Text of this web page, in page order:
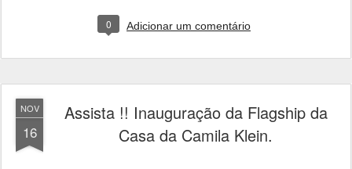
0 Adicionar um comentário
NOV
16
Assista !! Inauguração da Flagship da
Casa da Camila Klein.